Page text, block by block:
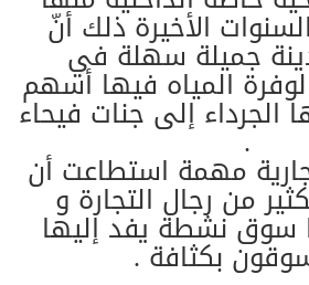
الأخيرة ذلك أنّ
جميلة سهلة في
المياه فيها أسهم
الجرداء إلى جنات فيحاء
.
مهمة استطاعت أن
من رجال التجارة و
سوق نشطة يفد إليها
بكثافة .